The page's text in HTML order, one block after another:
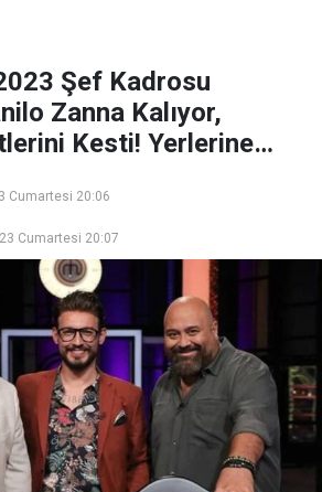
Şef Kadrosu
Zanna Kalıyor,
Kesti! Yerlerine…
Cumartesi 20:06
Cumartesi 20:07